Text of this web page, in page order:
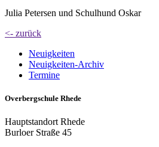
Julia Petersen und Schulhund Oskar
<- zurück
Neuigkeiten
Neuigkeiten-Archiv
Termine
Overbergschule Rhede
Hauptstandort Rhede
Burloer Straße 45